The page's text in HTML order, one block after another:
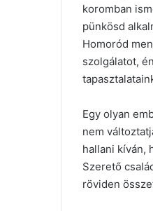
koromban
pünkösd
Homoród
szolgálatot,
Egy olyan
nem
hallani kíván,
Szerető
röviden